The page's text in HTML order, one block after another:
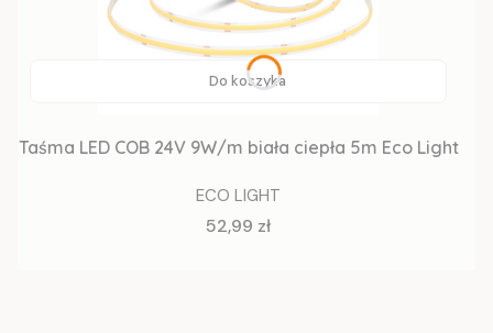
Do koszyka
Taśma LED COB 24V 9W/m biała ciepła 5m Eco Light
ECO LIGHT
Cena
52,99 zł